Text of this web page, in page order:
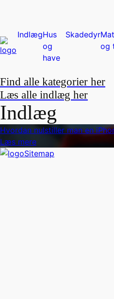
IndlægHus
og
have
Skadedyr
og
Find alle kategorier her
Læs alle indlæg her
Indlæg
Hvordan nulstiller man en
Læs mere
Sitemap